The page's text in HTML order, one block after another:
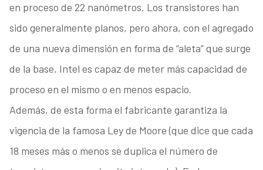
en proceso de 22 nanómetros. Los transistores han
sido generalmente planos, pero ahora, con el agregado
de una nueva dimensión en forma de “aleta” que surge
de la base, Intel es capaz de meter más capacidad de
proceso en el mismo o en menos espacio.
Además, de esta forma el fabricante garantiza la
vigencia de la famosa Ley de Moore (que dice que cada
18 meses más o menos se duplica el número de